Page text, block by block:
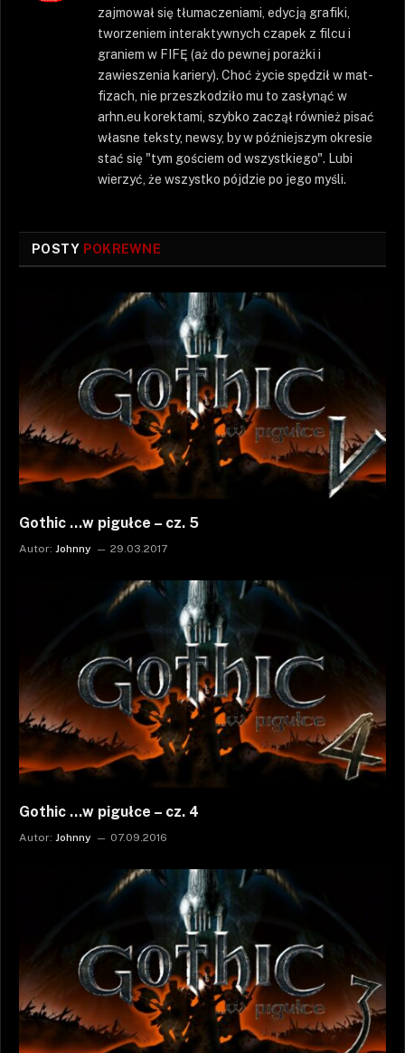
zajmował się tłumaczeniami, edycją grafiki,
tworzeniem interaktywnych czapek z filcu i
graniem w FIFĘ (aż do pewnej porażki i
zawieszenia kariery). Choć życie spędził w mat-
fizach, nie przeszkodziło mu to zasłynąć w
arhn.eu korektami, szybko zaczął również pisać
własne teksty, newsy, by w późniejszym okresie
stać się "tym gościem od wszystkiego". Lubi
wierzyć, że wszystko pójdzie po jego myśli.
POSTY POKREWNE
Gothic …w pigułce – cz. 5
Autor: Johnny 29.03.2017
Gothic …w pigułce – cz. 4
Autor: Johnny 07.09.2016